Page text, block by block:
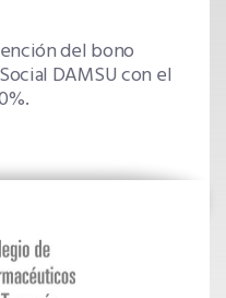
del bono
DAMSU con el